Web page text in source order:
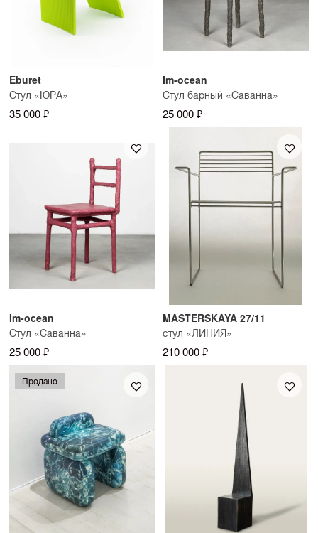
Eburet
Стул «ЮРА»
35 000 ₽
Im-ocean
Стул барный «Саванна»
25 000 ₽
Im-ocean
Стул «Саванна»
25 000 ₽
MASTERSKAYA 27/11
стул «ЛИНИЯ»
210 000 ₽
Продано